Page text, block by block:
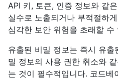
API 키, 토큰, 인증 정보와 같
실수로 노출되거나 부적절하
심각한 보안 위험을 초래할 수
유출된 비밀 정보는 즉시 유
밀 정보의 사용 권한 취소와
는 것이 필수적입니다. 코드베